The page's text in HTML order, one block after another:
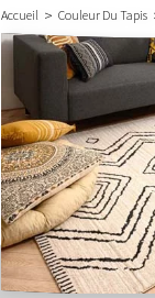
Accueil Couleur Du Tapis